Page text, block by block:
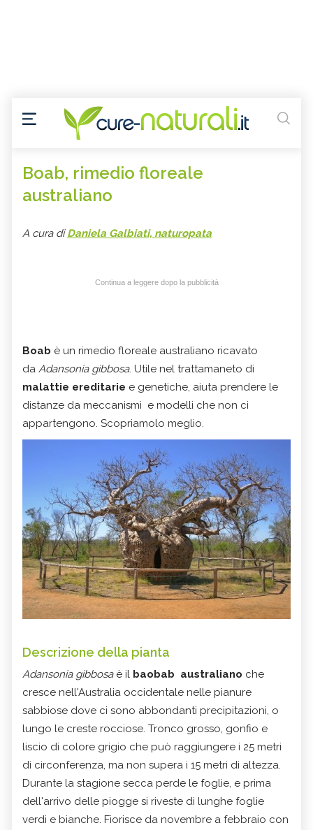
Boab, rimedio floreale
australiano
A cura diDaniela Galbiati, naturopata
Continua a leggere dopo la pubblicità
Boab è un rimedio floreale australiano ricavato
da Adansonia gibbosa. Utile nel trattamaneto di
malattie ereditarie e genetiche, aiuta prendere le
distanze da meccanismi e modelli che non ci
appartengono. Scopriamolo meglio.
Descrizione della pianta
Adansonia gibbosaè il baobab australiano che
cresce nell'Australia occidentale nelle pianure
sabbiose dove ci sono abbondanti precipitazioni, o
lungo le creste rocciose. Tronco grosso, gonfio e
liscio di colore grigio che può raggiungere i 25 metri
di circonferenza, ma non supera i 15 metri di altezza.
Durante la stagione secca perde le foglie, e prima
dell'arrivo delle piogge si riveste di lunghe foglie
verdi e bianche. Fiorisce da novembre a febbraio con